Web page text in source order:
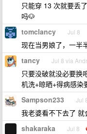
只能穿 13 次就要丢
吗🐶
tomclancy Jul 8
现在当男娘了，一半
tancy Jul 8 via
只要没破就没必要换
机洗+晾晒+得病感染
Sampson233 Jul
我老婆看不下去了
shakaraka Jul 8